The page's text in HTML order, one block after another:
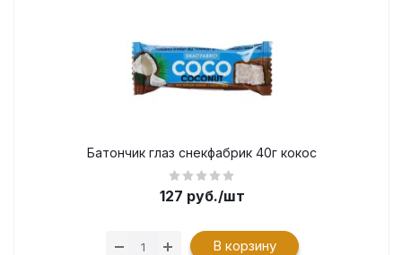
Батончик глаз снекфабрик 40г кокос
127 руб./шт
В корзину